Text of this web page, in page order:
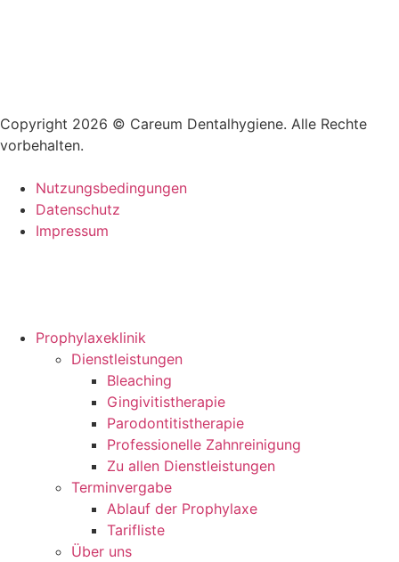
Copyright 2026 © Careum Dentalhygiene. Alle Rechte
vorbehalten.
Nutzungsbedingungen
Datenschutz
Impressum
Prophylaxeklinik
Dienstleistungen
Bleaching
Gingivitistherapie
Parodontitistherapie
Professionelle Zahnreinigung
Zu allen Dienstleistungen
Terminvergabe
Ablauf der Prophylaxe
Tarifliste
Über uns